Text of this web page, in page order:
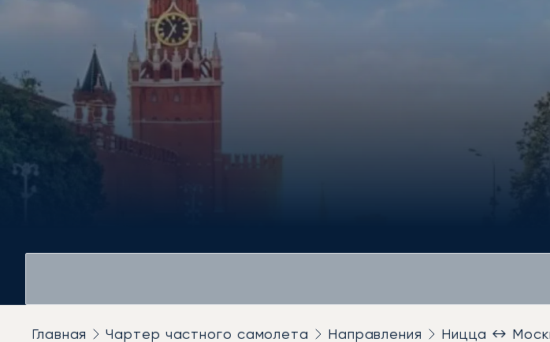
Главная Чартер частного самолета Направления Ницца ↔